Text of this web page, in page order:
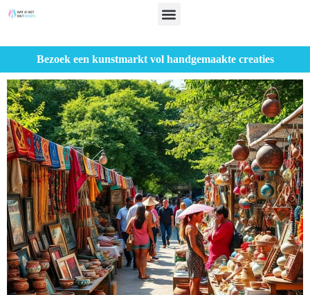
Bezoek een kunstmarkt vol handgemaakte creaties